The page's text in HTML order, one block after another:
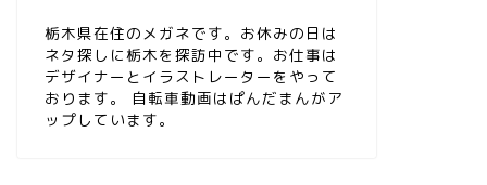
栃木県在住のメガネです。お休みの日は
ネタ探しに栃木を探訪中です。お仕事は
デザイナーとイラストレーターをやって
おります。 自転車動画はぱんだまんがア
ップしています。